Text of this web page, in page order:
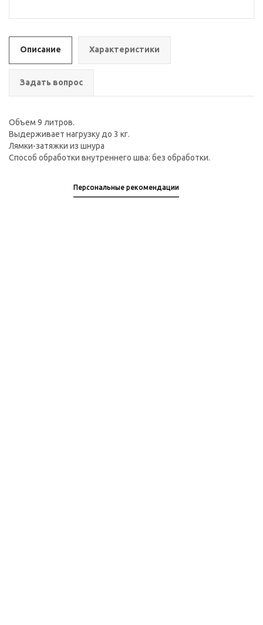
Описание Характеристики
Задать вопрос
Объем 9 литров.
Выдерживает нагрузку до 3 кг.
Лямки-затяжки из шнура
Способ обработки внутреннего шва: без обработки.
Персональные рекомендации